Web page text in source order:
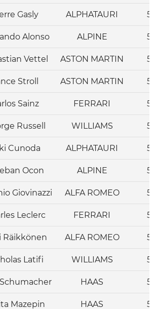
Gasly ALPHATAURI 53
Alonso ALPINE 53
Vettel ASTON MARTIN 53
Stroll ASTON MARTIN 53
Sainz FERRARI 53
Russell WILLIAMS 52
Cunoda ALPHATAURI 52
Ocon ALPINE 52
Giovinazzi ALFA ROMEO 52
Leclerc FERRARI 52
Räikkönen ALFA ROMEO 52
Latifi WILLIAMS 52
HAAS 52
Mazepin HAAS 52